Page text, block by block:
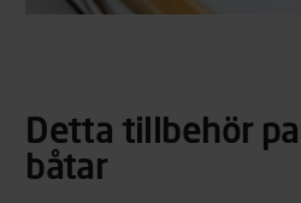
Detta tillbehör
båtar